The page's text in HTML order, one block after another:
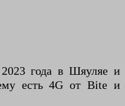
года в Шяуляе и
есть 4G от Bite и